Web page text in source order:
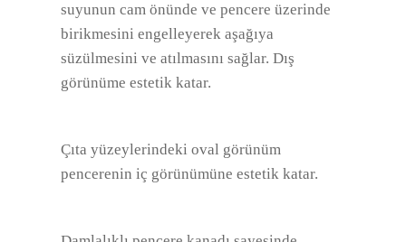
suyunun cam önünde ve pencere üzerinde
birikmesini engelleyerek aşağıya
süzülmesini ve atılmasını sağlar. Dış
görünüme estetik katar.
Çıta yüzeylerindeki oval görünüm
pencerenin iç görünümüne estetik katar.